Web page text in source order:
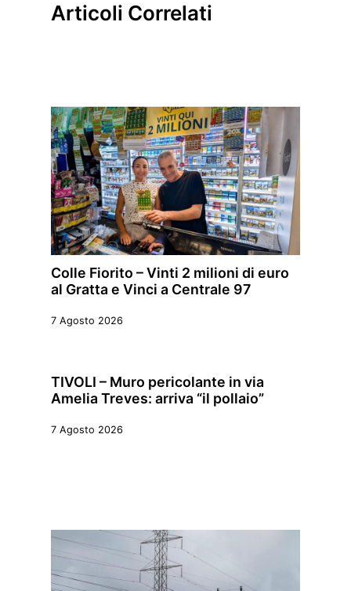
Articoli Correlati
Colle Fiorito – Vinti 2 milioni di euro
al Gratta e Vinci a Centrale 97
7 Agosto 2026
TIVOLI – Muro pericolante in via
Amelia Treves: arriva “il pollaio”
7 Agosto 2026